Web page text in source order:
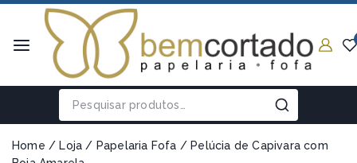
Home / Loja / Papelaria Fofa / Pelúcia de Capivara com